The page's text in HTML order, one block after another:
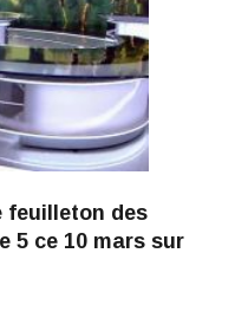
feuilleton des
5 ce 10 mars sur